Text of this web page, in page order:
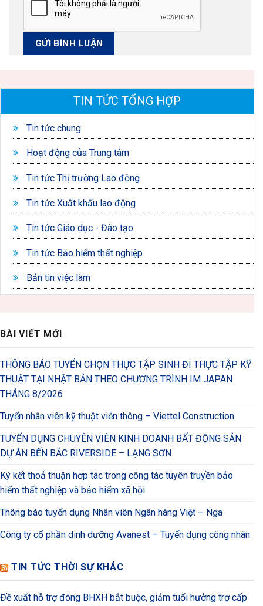
TIN TỨC TỔNG HỢP
Tin tức chung
Hoạt động của Trung tâm
Tin tức Thị trường Lao động
Tin tức Xuất khẩu lao động
Tin tức Giáo dục - Đào tạo
Tin tức Bảo hiểm thất nghiệp
Bản tin việc làm
BÀI VIẾT MỚI
THÔNG BÁO TUYỂN CHỌN THỰC TẬP SINH ĐI THỰC TẬP KỸ
THUẬT TẠI NHẬT BẢN THEO CHƯƠNG TRÌNH IM JAPAN
THÁNG 8/2026
Tuyển nhân viên kỹ thuật viễn thông – Viettel Construction
TUYỂN DỤNG CHUYÊN VIÊN KINH DOANH BẤT ĐỘNG SẢN
DỰ ÁN BẾN BẮC RIVERSIDE – LẠNG SƠN
Ký kết thoả thuận hợp tác trong công tác tuyên truyền bảo
hiểm thất nghiệp và bảo hiểm xã hội
Thông báo tuyển dụng Nhân viên Ngân hàng Việt – Nga
Công ty cổ phần dinh dưỡng Avanest – Tuyển dụng công nhân
TIN TỨC THỜI SỰ KHÁC
Đề xuất hỗ trợ đóng BHXH bắt buộc, giảm tuổi hưởng trợ cấp